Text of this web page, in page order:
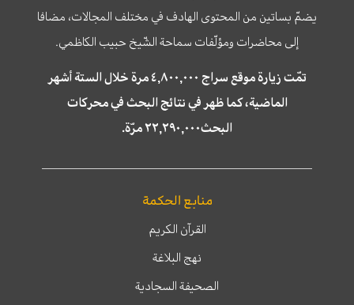
يضمّ بساتين من المحتوى الهادف في مختلف المجالات، مضافا
إلى محاضرات ومؤلّفات سماحة الشّيخ حبيب الكاظمي.
تمّت زيارة موقع سراج ٤,٨٠٠,٠٠٠ مرة خلال الستة أشهر
الماضية، كما ظهر في نتائج البحث في محركات
البحث٢٢,٢٩٠,٠٠٠ مرّة.
منابع الحكمة
القرآن الكريم
نهج البلاغة
الصحيفة السجادية